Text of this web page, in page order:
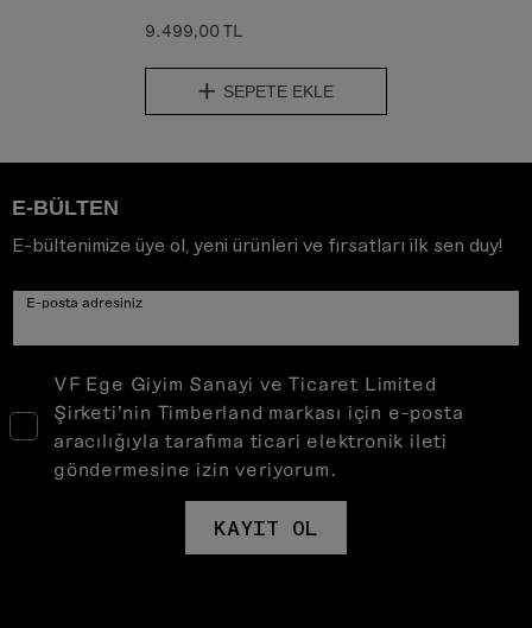
9.499,00 TL
SEPETE EKLE
E-BÜLTEN
E-bültenimize üye ol, yeni ürünleri ve fırsatları ilk sen duy!
E-posta adresiniz
VF Ege Giyim Sanayi ve Ticaret Limited
Şirketi’nin Timberland markası için e-posta
aracılığıyla tarafıma ticari elektronik ileti
göndermesine izin veriyorum.
KAYIT OL